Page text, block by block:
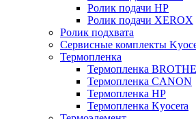
Ролик подачи HP
Ролик подачи XEROX
Ролик подхвата
Сервисные комплекты
Термопленка
Термопленка
Термопленка CANON
Термопленка HP
Термопленка Kyocera